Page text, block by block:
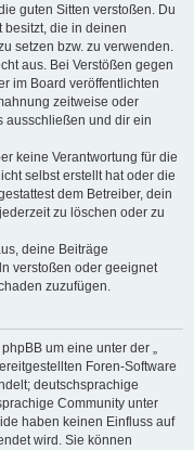
guten Sitten verstoßen. Du
besitzt, die in deinen
setzen bzw. zu verwenden.
aus. Bei Verstößen gegen
im Board veröffentlichten
zeitweise oder
ausschließen und dir ein
keine Verantwortung für die
selbst erstellt hat oder die
dem Betreiber, dein
zu löschen oder zu
deine Beiträge
verstoßen oder geeignet
zuzufügen.
um eine unter der „
Foren-Software
deutschsprachige
Community unter
haben keinen Einfluss auf
wird. Sie können